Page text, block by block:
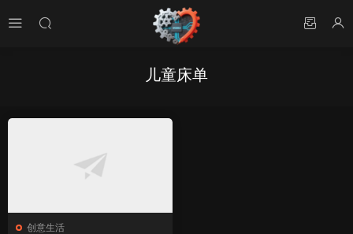
儿童床单
创意生活